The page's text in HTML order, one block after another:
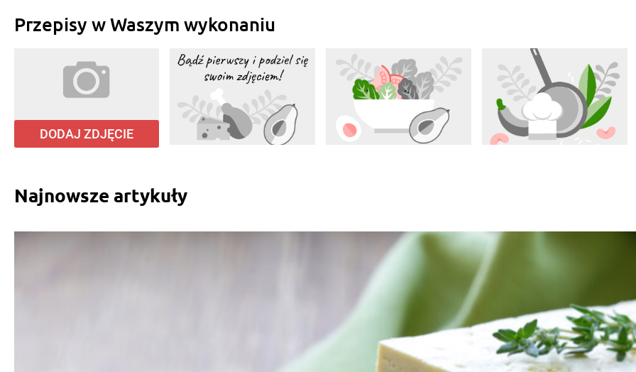
Przepisy w Waszym wykonaniu
DODAJ ZDJĘCIE
Najnowsze artykuły